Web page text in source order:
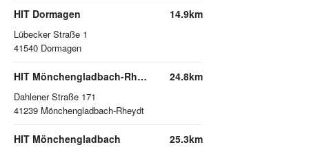
HIT Dormagen
Lübecker Straße 1
41540 Dormagen
14.9km
HIT Mönchengladbach-Rheydt
Dahlener Straße 171
41239 Mönchengladbach-Rheydt
24.8km
HIT Mönchengladbach 25.3km